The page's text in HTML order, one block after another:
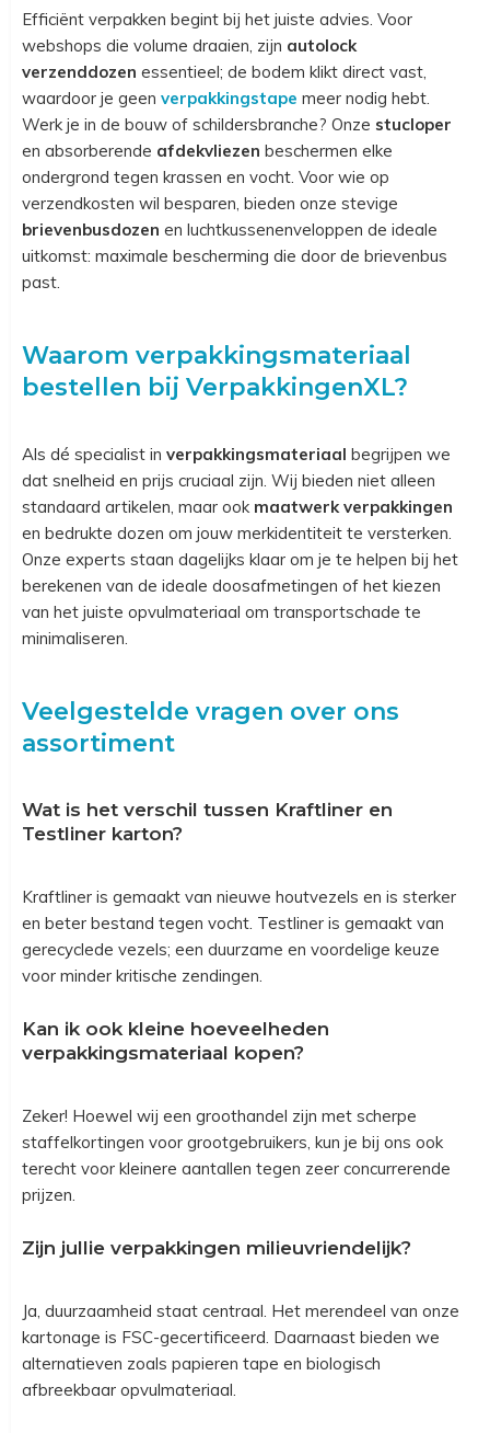
Efficiënt verpakken begint bij het juiste advies. Voor
webshops die volume draaien, zijn autolock
verzenddozen essentieel; de bodem klikt direct vast,
waardoor je geen verpakkingstape meer nodig hebt.
Werk je in de bouw of schildersbranche? Onze stucloper
en absorberende afdekvliezen beschermen elke
ondergrond tegen krassen en vocht. Voor wie op
verzendkosten wil besparen, bieden onze stevige
brievenbusdozen en luchtkussenenveloppen de ideale
uitkomst: maximale bescherming die door de brievenbus
past.
Waarom verpakkingsmateriaal
bestellen bij VerpakkingenXL?
Als dé specialist in verpakkingsmateriaal begrijpen we
dat snelheid en prijs cruciaal zijn. Wij bieden niet alleen
standaard artikelen, maar ook maatwerk verpakkingen
en bedrukte dozen om jouw merkidentiteit te versterken.
Onze experts staan dagelijks klaar om je te helpen bij het
berekenen van de ideale doosafmetingen of het kiezen
van het juiste opvulmateriaal om transportschade te
minimaliseren.
Veelgestelde vragen over ons
assortiment
Wat is het verschil tussen Kraftliner en
Testliner karton?
Kraftliner is gemaakt van nieuwe houtvezels en is sterker
en beter bestand tegen vocht. Testliner is gemaakt van
gerecyclede vezels; een duurzame en voordelige keuze
voor minder kritische zendingen.
Kan ik ook kleine hoeveelheden
verpakkingsmateriaal kopen?
Zeker! Hoewel wij een groothandel zijn met scherpe
staffelkortingen voor grootgebruikers, kun je bij ons ook
terecht voor kleinere aantallen tegen zeer concurrerende
prijzen.
Zijn jullie verpakkingen milieuvriendelijk?
Ja, duurzaamheid staat centraal. Het merendeel van onze
kartonage is FSC-gecertificeerd. Daarnaast bieden we
alternatieven zoals papieren tape en biologisch
afbreekbaar opvulmateriaal.